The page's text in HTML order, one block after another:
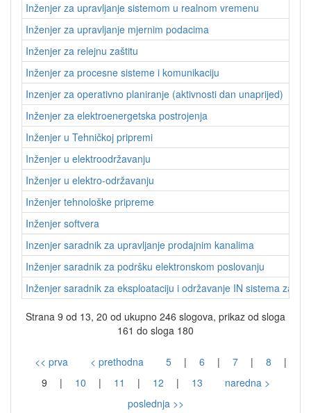
Inženjer za upravljanje sistemom u realnom vremenu
Inženjer za upravljanje mjernim podacima
Inženjer za relejnu zaštitu
Inženjer za procesne sisteme i komunikaciju
Inzenjer za operativno planiranje (aktivnosti dan unaprijed)
Inženjer za elektroenergetska postrojenja
Inženjer u Tehničkoj pripremi
Inženjer u elektroodržavanju
Inženjer u elektro-održavanju
Inženjer tehnološke pripreme
Inženjer softvera
Inzenjer saradnik za upravljanje prodajnim kanalima
Inženjer saradnik za podršku elektronskom poslovanju
Inženjer saradnik za eksploataciju i održavanje IN sistema za
Strana 9 od 13, 20 od ukupno 246 slogova, prikaz od sloga
161 do sloga 180
<< prva < prethodna 5 | 6 | 7 | 8
|
9
| 10 | 11 | 12 | 13
naredna >
poslednja >>